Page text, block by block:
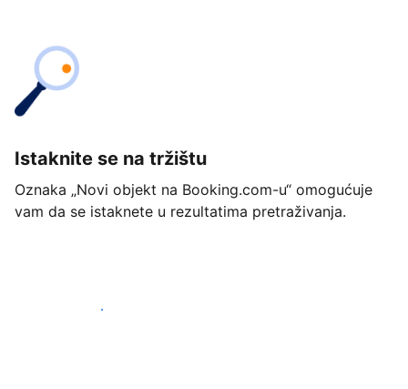
Istaknite se na tržištu
Oznaka „Novi objekt na Booking.com-u“ omogućuje
vam da se istaknete u rezultatima pretraživanja.
Započnite već danas